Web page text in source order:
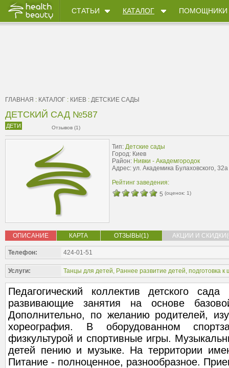
СТАТЬИ КАТАЛОГ ПОМОЩНИКИ
ГЛАВНАЯ : КАТАЛОГ : КИЕВ : ДЕТСКИЕ САДЫ
ДЕТСКИЙ САД №587
ДЕТИ Отзывов (1)
Тип: Детские сады
Город: Киев
Район: Нивки - Академгородок
Адрес: ул. Академика Булаховского, 32а
Рейтинг заведения:
5 (оценок: 1)
ОПИСАНИЕ КАРТА ОТЗЫВЫ(1) АКЦИИ И
Телефон: 424-01-51
Услуги: Танцы для детей, Раннее развитие детей, подготовка к
Педагогический коллектив детского
развивающие занятия на основе
Дополнительно, по желанию родителей,
хореография. В оборудованном
физкультурой и спортивные игры.
детей пению и музыке. На территории
Питание - полноценное, разнообразное.